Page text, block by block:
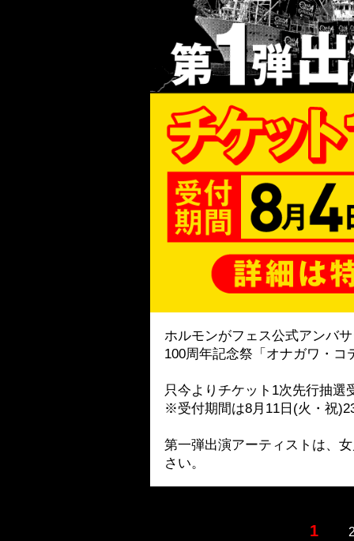
ホルモンがフェス公式アンバ
100周年記念祭「オナガワ・
只今よりチケット1次先行抽選
※受付期間は8月11日(火・祝
第一弾出演アーティストは、
さい。
1